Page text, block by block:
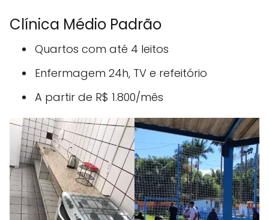
Clínica Médio Padrão
Quartos com até 4 leitos
Enfermagem 24h, TV e refeitório
A partir de R$ 1.800/mês